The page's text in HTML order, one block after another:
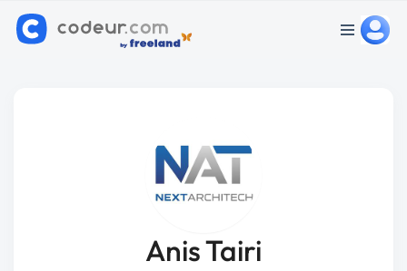
Anis Tairi